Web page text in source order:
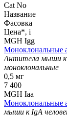
Cat No
Название
Фасовка
Цена*, i
MGH Igg
Моноклональные
Антитела мыши к
моноклональные
0,5 мг
7 400
MGH Iaa
Моноклональные
мыши к IgA